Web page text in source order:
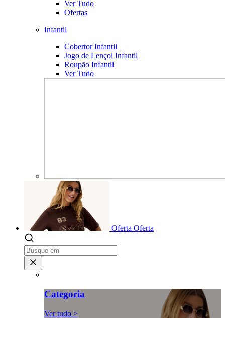
Ver Tudo
Ofertas
Infantil
Cobertor Infantil
Jogo de Lençol Infantil
Roupão Infantil
Ver Tudo
Oferta Oferta
Categoria
Ver tudo >